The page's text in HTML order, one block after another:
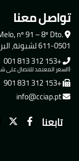
تواصل معنا
nº 91 – 8º Dto.
611-0501 لشبونة، البرتغال
+153 312 813 001
(السعر المعتمد للاتصال على
+153 312 831 901
info@cciap.pt
تابعنا